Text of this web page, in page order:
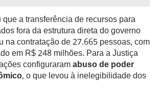
a transferência de recursos para
fora da estrutura direta do governo
na contratação de 27.665 pessoas, com
em R$ 248 milhões. Para a Justiça
configuraramabuso de poder
, o que levou à inelegibilidade dos